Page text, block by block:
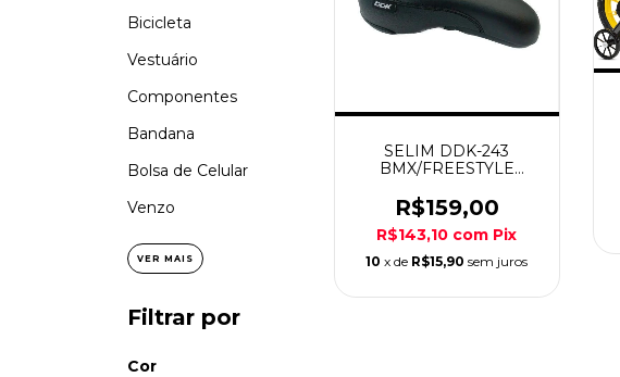
Bicicleta
Vestuário
Componentes
Bandana
Bolsa de Celular
Venzo
VER MAIS
Filtrar por
Cor
SELIM DDK-243
BMX/FREESTYLE
R$159,00
R$143,10 com Pix
10 x de R$15,90 sem juros